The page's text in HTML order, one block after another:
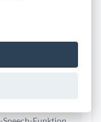
in Universe
Routings /
Funktion
einsetzen,